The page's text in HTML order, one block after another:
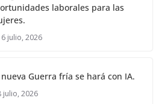
laborales para las
julio, 2026
nueva Guerra fría se hará con IA.
julio, 2026